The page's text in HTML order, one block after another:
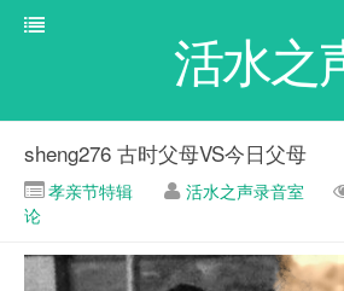
活水之
sheng276 古时父母VS今日父母
孝亲节特辑 活水之声录音室
论